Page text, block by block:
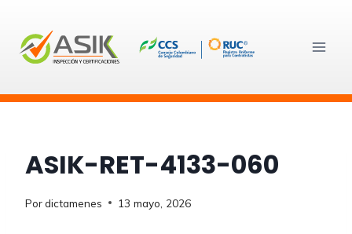
contenido
ASIK-RET-4133-060
Pordictamenes 13 mayo, 2026